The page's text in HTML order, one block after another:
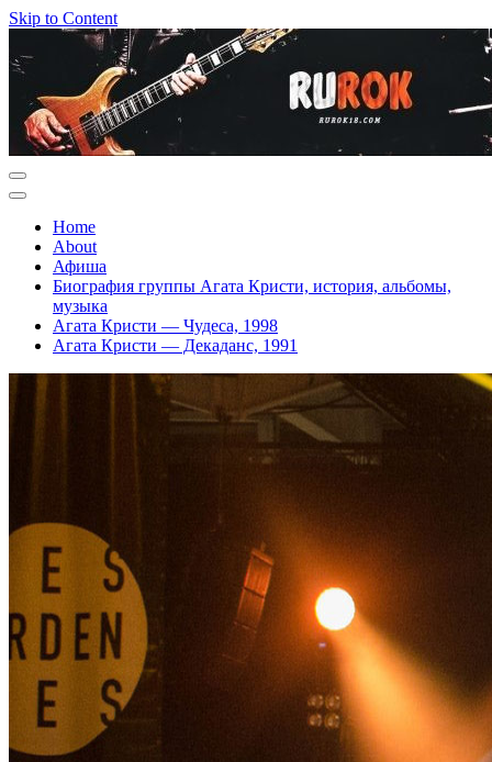
Skip to Content
Home
About
Афиша
Биография группы Агата Кристи, история, альбомы,
музыка
Агата Кристи — Чудеса, 1998
Агата Кристи — Декаданс, 1991